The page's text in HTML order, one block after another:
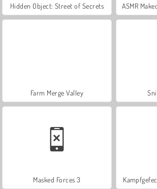
Hidden Object: Street of Secrets ASMR
Farm Merge Valley
Masked Forces 3